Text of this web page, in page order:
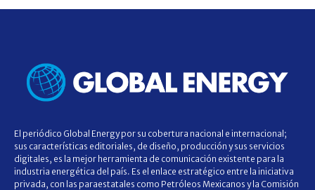
El periódico Global Energy por su cobertura nacional e internacional;
sus características editoriales, de diseño, producción y sus servicios
digitales, es la mejor herramienta de comunicación existente para la
industria energética del país. Es el enlace estratégico entre la iniciativa
privada, con las paraestatales como Petróleos Mexicanos y la Comisión